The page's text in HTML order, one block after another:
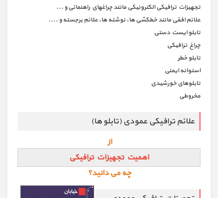
تجهیزات ترافیکی الکترونیکی مانند چراغهاي راهنمائی و ...
علائم افقی مانند خطکشی ها، نوشته ها، علائم برجسته و ....
تابلو ایست دستی
چراغ ترافیکی
تابلو خطر
استوانه ایمنی
تابلوهای خورشیدی
مخروطی
علائم ترافیکی عمودی (تابلو ها)
از
اهمیت تجهیزات ترافیکی
چه می دانید؟